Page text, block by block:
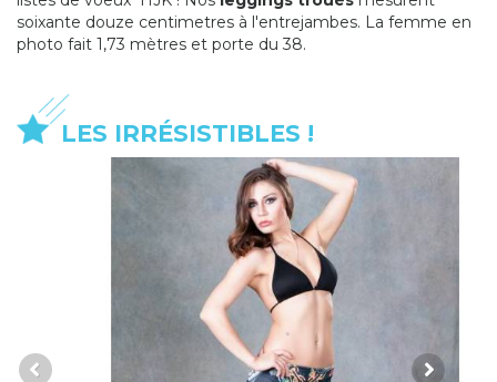
soixante douze centimetres à l'entrejambes. La femme en
photo fait 1,73 mètres et porte du 38.
LES IRRÉSISTIBLES !